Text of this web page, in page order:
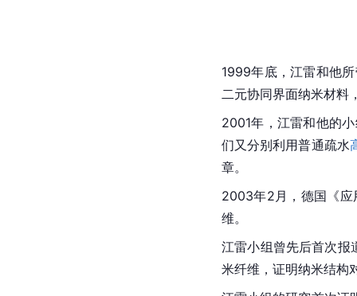
1999年底，江雷和他
二元协同界面纳米材料
2001年，江雷和他的
们又分别利用普通疏水
章。
2003年2月，德国《应
维。
江雷小组曾先后首次报
米纤维，证明纳米结构